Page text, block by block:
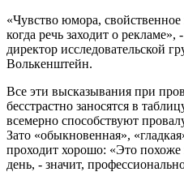
«Чувство юмора, свойственное
когда речь заходит о рекламе»,
директор исследовательской
Волькенштейн.
Все эти высказывания при
бесстрастно заносятся в
всемерно способствуют
Зато «обыкновенная»,
проходит хорошо: «Это
день, - значит,